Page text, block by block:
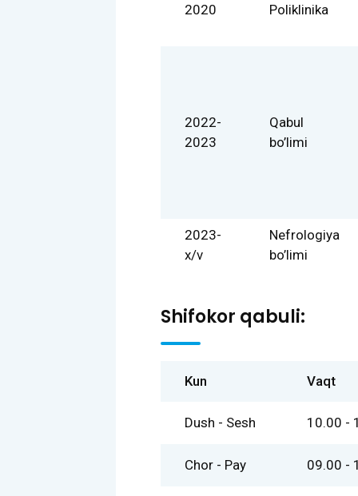
2020 Poliklinika
2022-
2023
Qabul
bo’limi
2023-
x/v
Nefrologiya
bo’limi
Shifokor qabuli:
Kun Vaqt
Dush - Sesh 10.00 -
Chor - Pay 09.00 -